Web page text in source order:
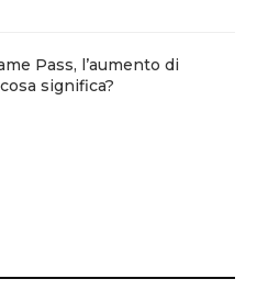
Pass, l’aumento di
significa?